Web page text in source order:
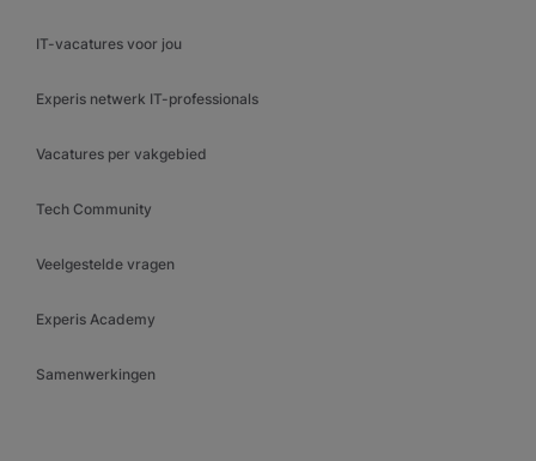
IT-vacatures voor jou
Experis netwerk IT-professionals
Vacatures per vakgebied
Tech Community
Veelgestelde vragen
Experis Academy
Samenwerkingen